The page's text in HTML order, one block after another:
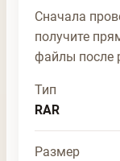
Сначала
получите
файлы после
Тип
RAR
Размер